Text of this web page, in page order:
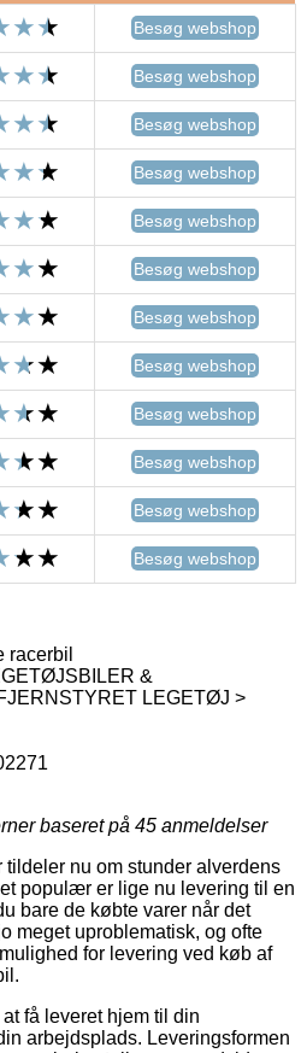
Besøg webshop
Besøg webshop
Besøg webshop
Besøg webshop
Besøg webshop
Besøg webshop
Besøg webshop
Besøg webshop
Besøg webshop
Besøg webshop
Besøg webshop
Besøg webshop
racerbil
&
LEGETØJ >
baseret på 45 anmeldelser
nu om stunder alverdens
populær er lige nu levering til en
bare de købte varer når det
meget uproblematisk, og ofte
for levering ved køb af
få leveret hjem til din
arbejdsplads. Leveringsformen